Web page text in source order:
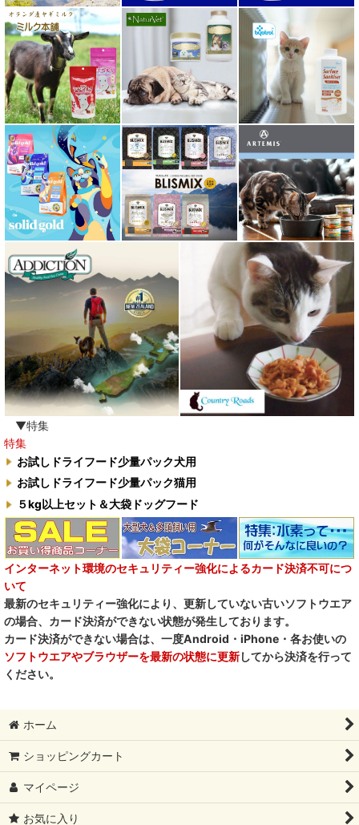
ミャウ MEOW
ミャオイングヘッズ MEOWING HEADS
ミルク本舗
ムーラムーラ Moora Moora
ルイトモ RUITOMO
ロザイボトル
ロッカ ROKKA
ワイルドランド Wildes Land
わんぽうやく
ナチュラル重曹 アイテム合同会社
水素シリーズ
臭わない袋BOS
自然流
M.Y Forest推奨品
フォルツァ10犬キャンペーン
一口笑 Ikkosho
デイリーディライト DAILY DELIGHT
RENA DOG レナドッグ
PetO’CERA ペットセラ
▼特集
特集
お試しドライフード少量パック犬用
お試しドライフード少量パック猫用
５kg以上セット＆大袋ドッグフード
インターネット環境のセキュリティー強化によるカード決済不可につ
いて
最新のセキュリティー強化により、更新していない古いソフトウエア
の場合、カード決済ができない状態が発生しております。
カード決済ができない場合は、一度Android・iPhone・各お使いの
ソフトウエアやブラウザーを最新の状態に更新してから決済を行って
ください。
ホーム
ショッピングカート
マイページ
お気に入り